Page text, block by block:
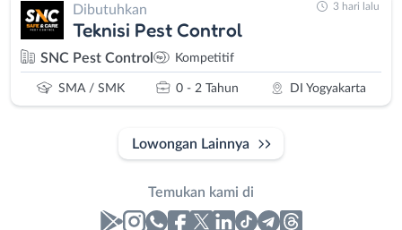
Dibutuhkan
Teknisi Pest Control
SNC Pest Control Kompetitif
SMA / SMK 0 - 2 Tahun DI Yogyakarta
3 hari lalu
Lowongan Lainnya
Temukan kami di